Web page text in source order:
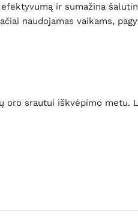
ir sumažina
naudojamas vaikams,
oro srautui iškvėpimo metu.